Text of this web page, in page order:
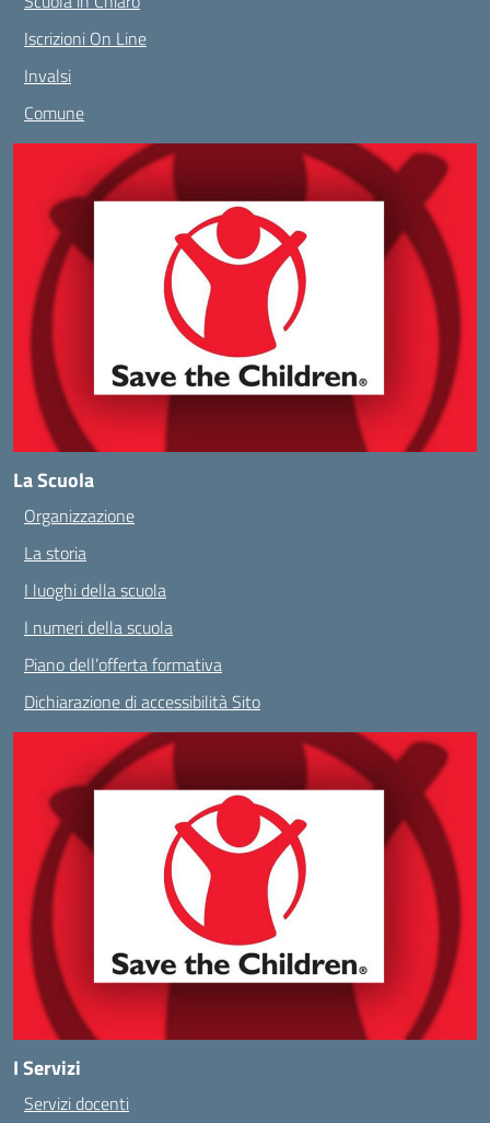
Iscrizioni On Line
Invalsi
Comune
La Scuola
Organizzazione
La storia
I luoghi della scuola
I numeri della scuola
Piano dell’offerta formativa
Dichiarazione di accessibilità Sito
I Servizi
Servizi docenti